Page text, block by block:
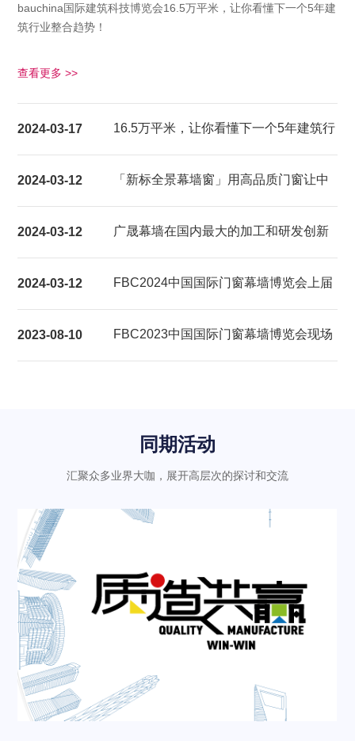
bauchina国际建筑科技博览会16.5万平米，让你看懂下一个5年建
筑行业整合趋势！
查看更多 >>
2024-03-17 16.5万平米，让你看懂下一个5年建筑行
2024-03-12
「新标全景幕墙窗」用高品质门窗让中
验
2024-03-12 广晟幕墙在国内最大的加工和研发创新
2024-03-12
FBC2024中国国际门窗幕墙博览会上届
2023-08-10
FBC2023中国国际门窗幕墙博览会现场
同期活动
汇聚众多业界大咖，展开高层次的探讨和交流